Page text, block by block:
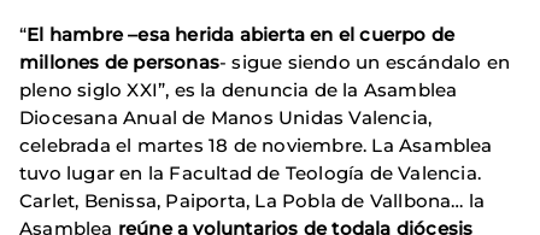
“El hambre –esa herida abierta en el cuerpo de
millones de personas- sigue siendo un escándalo en
pleno siglo XXI”, es la denuncia de la Asamblea
Diocesana Anual de Manos Unidas Valencia,
celebrada el martes 18 de noviembre. La Asamblea
tuvo lugar en la Facultad de Teología de Valencia.
Carlet, Benissa, Paiporta, La Pobla de Vallbona… la
Asamblea reúne a voluntarios de todala diócesis